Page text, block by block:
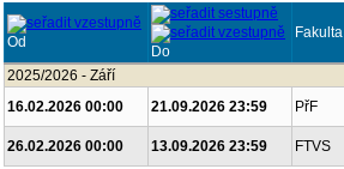
Od
Do
Fakulta
2025/2026 - Září
16.02.2026 00:00
21.09.2026 23:59 PřF
26.02.2026 00:00
13.09.2026 23:59 FTVS